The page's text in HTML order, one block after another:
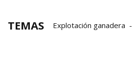
TEMAS Explotación ganadera